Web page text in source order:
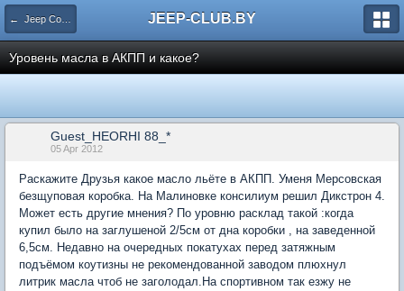
← Jeep Commander JEEP-CLUB.BY
Уровень масла в АКПП и какое?
Guest_HEORHI 88_*
05 Apr 2012
Раскажите Друзья какое масло льёте в АКПП. Уменя Мерсовская
безщуповая коробка. На Малиновке консилиум решил Дикстрон 4.
Может есть другие мнения? По уровню расклад такой :когда
купил было на заглушеной 2/5cм от дна коробки , на заведенной
6,5см. Недавно на очередных покатухах перед затяжным
подъёмом коутизны не рекомендованной заводом плюхнул
литрик масла чтоб не заголодал.На спортивном так езжу не